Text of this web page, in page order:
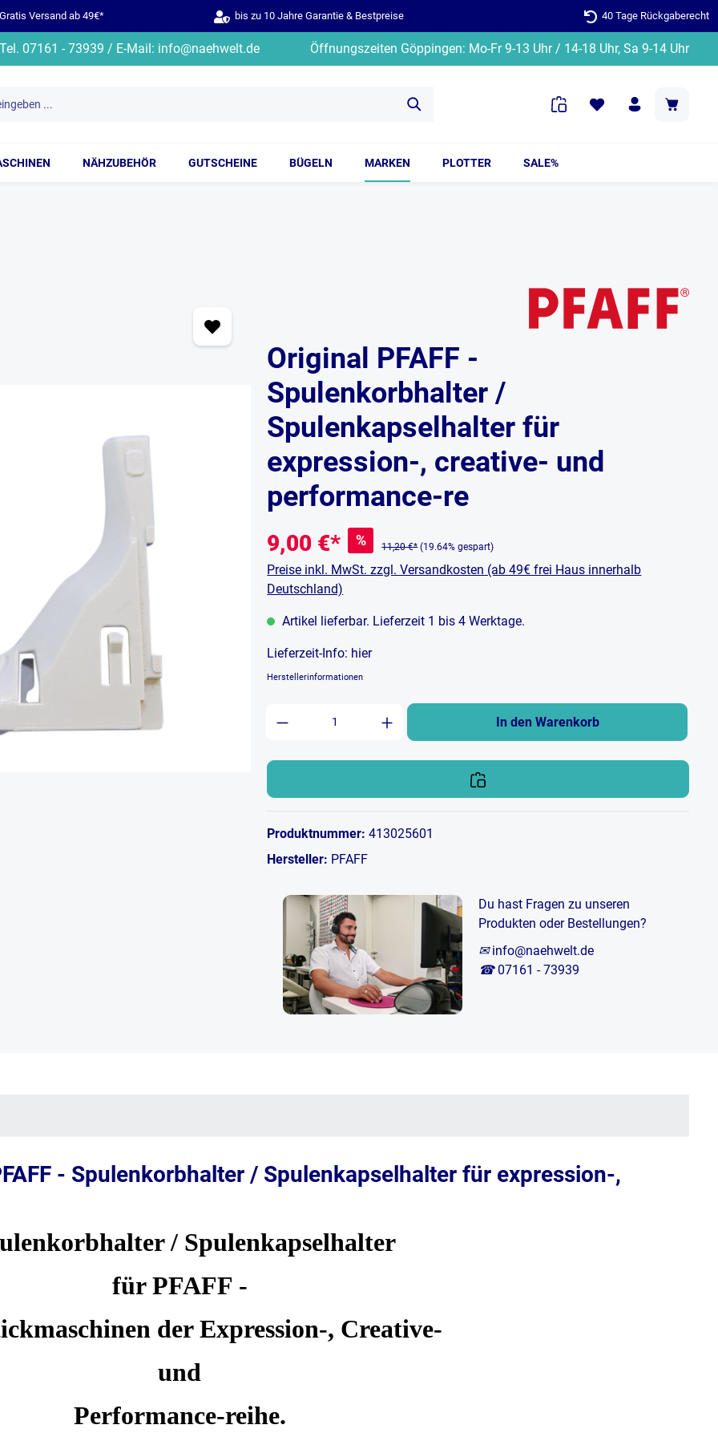
Versand ab 49€* bis zu 10 Jahre Garantie & Bestpreise 40 Tage Rückgaberecht
07161 - 73939 / E-Mail: info@naehwelt.de Öffnungszeiten Göppingen: Mo-Fr 9-13 Uhr / 14-18 Uhr, Sa 9-14 Uhr
NÄHZUBEHÖR GUTSCHEINE BÜGELN MARKEN PLOTTER SALE%
Original PFAFF -
Spulenkorbhalter /
Spulenkapselhalter für
expression-, creative- und
performance-re
9,00 €* % 11,20 €* (19.64% gespart)
Preise inkl. MwSt. zzgl. Versandkosten (ab 49€ frei Haus innerhalb
Deutschland)
Artikel lieferbar. Lieferzeit 1 bis 4 Werktage.
Lieferzeit-Info: hier
Herstellerinformationen
Produkt Anzahl: Gib den gewünschten Wert ein
In den Warenkorb
Produktnummer:413025601
Hersteller: PFAFF
Du hast Fragen zu unseren
Produkten oder Bestellungen?
✉ info@naehwelt.de
☎ 07161 - 73939
- Spulenkorbhalter / Spulenkapselhalter für expression-,
/ Spulenkapselhalter
für PFAFF -
der Expression-, Creative-
und
Performance-reihe.